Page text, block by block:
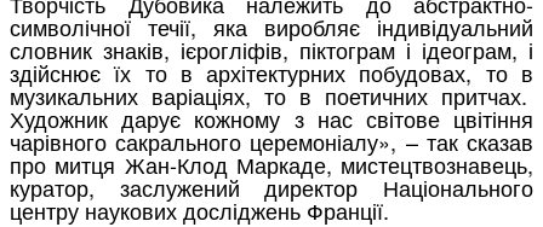
символічної течії, яка виробляє індивідуальний
словник знаків, ієрогліфів, піктограм і ідеограм, і
здійснює їх то в архітектурних побудовах, то в
музикальних варіаціях, то в поетичних притчах.
Художник дарує кожному з нас світове цвітіння
чарівного сакрального церемоніалу», – так сказав
про митця Жан-Клод Маркаде, мистецтвознавець,
куратор, заслужений директор Національного
центру наукових досліджень Франції.